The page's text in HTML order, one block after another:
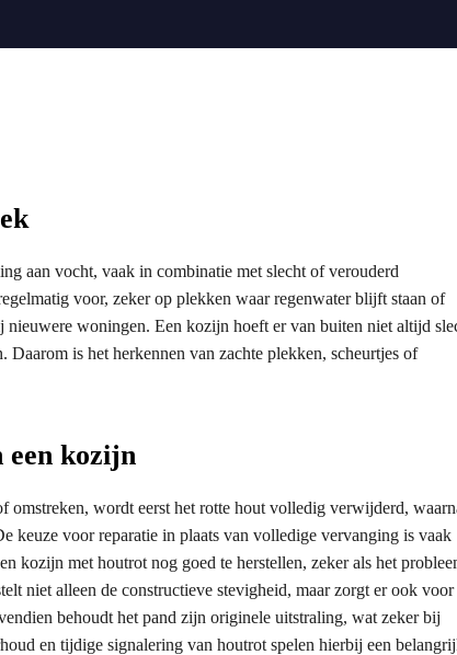
aan vocht, vaak in combinatie met slecht of verouderd
voor, zeker op plekken waar regenwater blijft staan of
woningen. Een kozijn hoeft er van buiten niet altijd
is het herkennen van zachte plekken, scheurtjes of
een kozijn
omstreken, wordt eerst het rotte hout volledig verwijderd,
voor reparatie in plaats van volledige vervanging is vaak
kozijn met houtrot nog goed te herstellen, zeker als het
niet alleen de constructieve stevigheid, maar zorgt er ook voor
behoudt het pand zijn originele uitstraling, wat zeker bij
en tijdige signalering van houtrot spelen hierbij een